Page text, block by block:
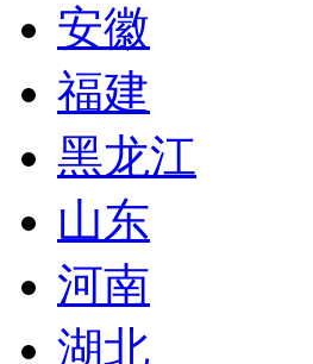
安徽
福建
黑龙江
山东
河南
湖北